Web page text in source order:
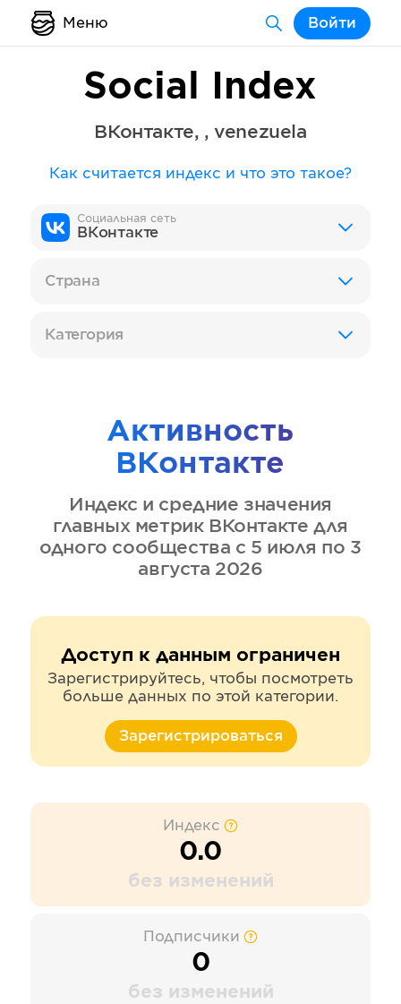
Меню Войти
Social Index
ВКонтакте, ,venezuela
Как считается индекс и что это такое?
Социальная сеть
ВКонтакте
Страна
Категория
Активность
ВКонтакте
Индекс и средние значения
главных метрик ВКонтакте для
одного сообщества с 5 июля по 3
августа 2026
Доступ к данным ограничен
Зарегистрируйтесь, чтобы посмотреть
больше данных по этой категории.
Зарегистрироваться
Индекс
0.0
без изменений
Подписчики
0
без изменений